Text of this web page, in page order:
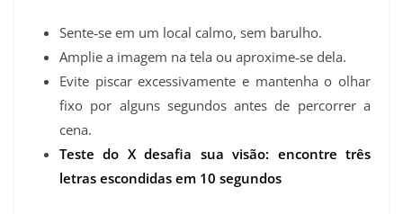
Sente‑se em um local calmo, sem barulho.
Amplie a imagem na tela ou aproxime‑se dela.
Evite piscar excessivamente e mantenha o olhar
fixo por alguns segundos antes de percorrer a
cena.
Teste do X desafia sua visão: encontre três
letras escondidas em 10 segundos